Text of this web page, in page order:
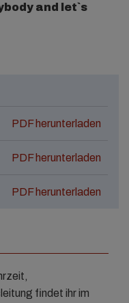
and let`s
PDF herunterladen
PDF herunterladen
PDF herunterladen
findet ihr im